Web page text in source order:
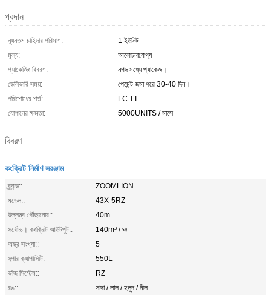
প্রদান
ন্যূনতম চাহিদার পরিমাণ:
1 ইউনিট
মূল্য:
আলোচনাযোগ্য
প্যাকেজিং বিবরণ:
নগদ মধ্যে প্যাকেজ।
ডেলিভারি সময়:
পেমেন্ট জমা পরে 30-40 দিন।
পরিশোধের শর্ত:
LC TT
যোগানের ক্ষমতা:
5000UNITS / মাসে
বিবরণ
কংক্রিট নির্মাণ সরঞ্জাম
ব্র্যান্ড::
ZOOMLION
মডেল::
43X-5RZ
উল্লম্ব পৌঁছানোর::
40m
সর্বোচ্চ। কংক্রিট আউটপুট::
140m³ / ঘঃ
অস্ত্র সংখ্যা::
5
হুপার ক্যাপাসিটি:
550L
ভাঁজ সিস্টেম::
RZ
রঙ::
সাদা / লাল / হলুদ / নীল